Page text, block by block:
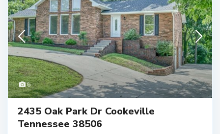
6
2435 Oak Park Dr Cookeville
Tennessee 38506